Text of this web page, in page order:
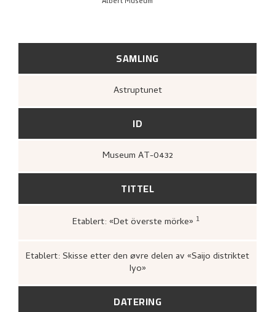
SAMLING
Astruptunet
ID
Museum AT-0432
TITTEL
Etablert: «Det överste mörke» 1
of Japanese woodcuts(Førde: [s.n.],
42.
Etablert: Skisse etter den øvre delen av «Saijo distriktet
Iyo»
DATERING